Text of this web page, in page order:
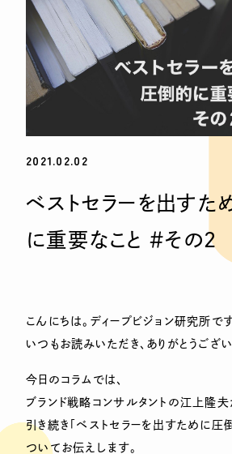
2021.02.02
ベストセラーを出すた
に重要なこと ＃その２
こんにちは。ディープビジョン研究所です
いつもお読みいただき、ありがとうござい
今日のコラムでは、
ブランド戦略コンサルタントの江上隆夫
引き続き「ベストセラーを出すために圧
ついてお伝えします。